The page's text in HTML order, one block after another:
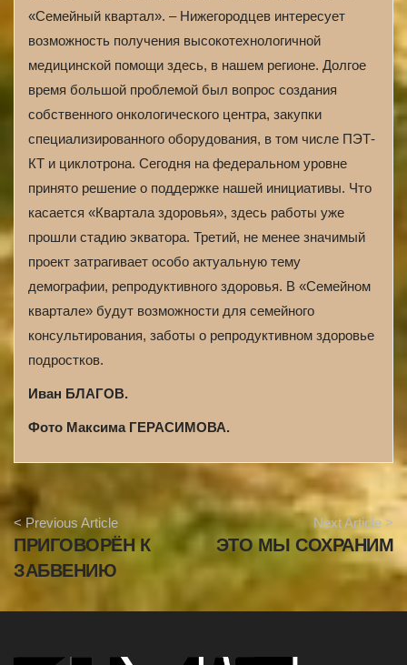
«Семейный квартал». – Нижегородцев интересует
возможность получения высокотехнологичной
медицинской помощи здесь, в нашем регионе. Долгое
время большой проблемой был вопрос создания
собственного онкологического центра, закупки
специализированного оборудования, в том числе ПЭТ-
КТ и циклотрона. Сегодня на федеральном уровне
принято решение о поддержке нашей инициативы. Что
касается «Квартала здоровья», здесь работы уже
прошли стадию экватора. Третий, не менее значимый
проект затрагивает особо актуальную тему
демографии, репродуктивного здоровья. В «Семейном
квартале» будут возможности для семейного
консультирования, заботы о репродуктивном здоровье
подростков.
Иван БЛАГОВ.
Фото Максима ГЕРАСИМОВА.
r
i
a
< Previous Article
ПРИГОВОРЁН К
ЗАБВЕНИЮ
Next Article >
ЭТО МЫ СОХРАНИМ